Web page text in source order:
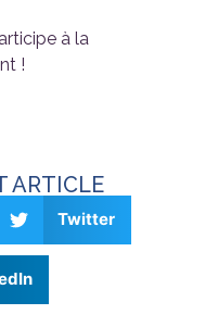
à la
!
ARTICLE
Twitter